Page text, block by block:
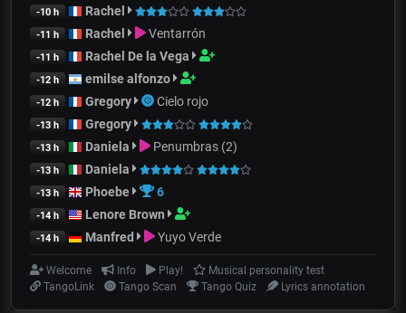
-10 h Rachel
-11 h Rachel Ventarrón
-11 h Rachel De la Vega
-12 h emilse alfonzo
-12 h Gregory Cielo rojo
-13 h Gregory
-13 h Daniela Penumbras (2)
-13 h Daniela
-13 h Phoebe 6
-14 h Lenore Brown
-14 h Manfred Yuyo Verde
Welcome Info Play!
Musical personality test
TangoLink
Tango Scan Tango Quiz Lyrics annotation